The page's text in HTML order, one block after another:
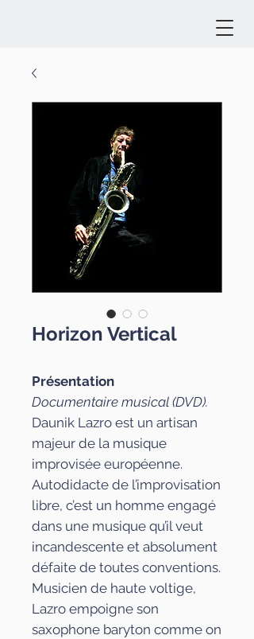
Horizon Vertical
Présentation
Documentaire musical (DVD).
Daunik Lazro est un artisan
majeur de la musique
improvisée européenne.
Autodidacte de l’improvisation
libre, c’est un homme engagé
dans une musique qu’il veut
incandescente et absolument
défaite de toutes conventions.
Musicien de haute voltige,
Lazro empoigne son
saxophone baryton comme on